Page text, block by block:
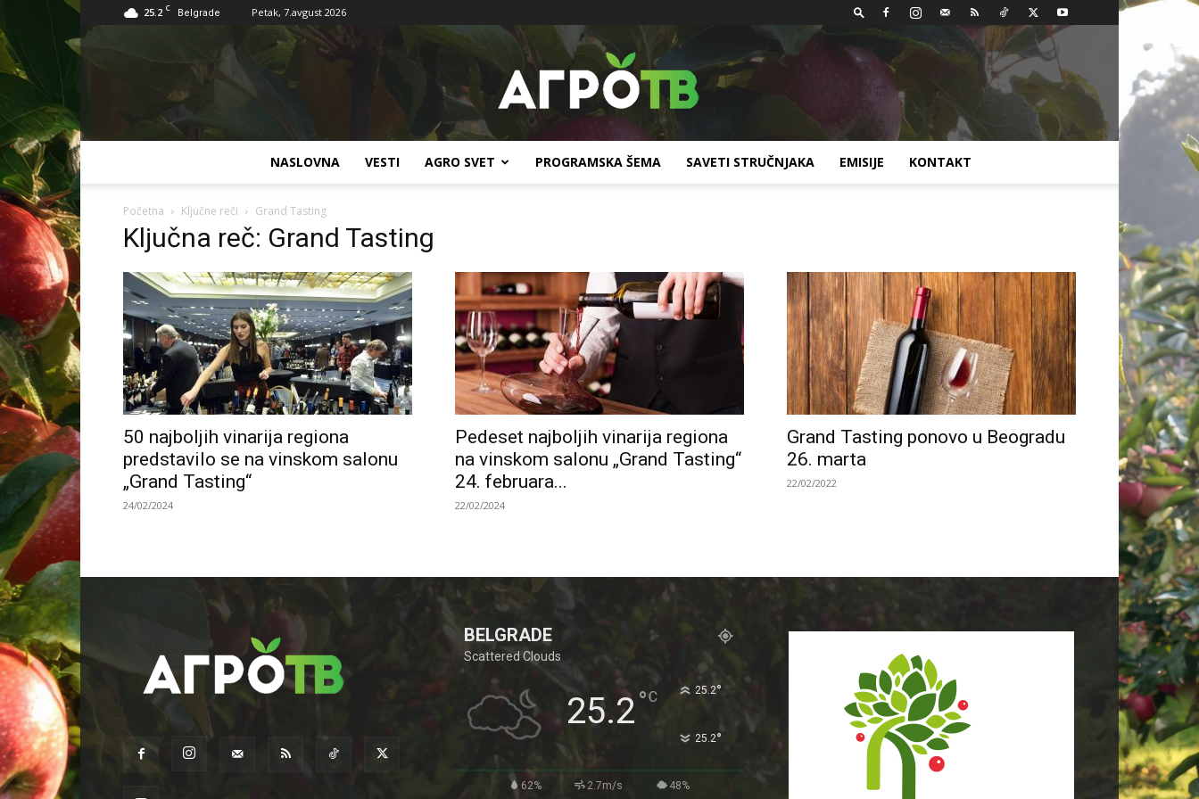
25.2 C Belgrade Petak, 7.avgust 2026
TV
NASLOVNA VESTI AGRO SVET PROGRAMSKA ŠEMA SAVETI STRUČNJAKA EMISIJE KONTAKT
Početna Ključne reči Grand Tasting
Ključna reč: Grand Tasting
50 najboljih vinarija regiona
predstavilo se na vinskom salonu
„Grand Tasting“
24/02/2024
Pedeset najboljih vinarija regiona
na vinskom salonu „Grand Tasting“
24. februara...
22/02/2024
Grand Tasting ponovo u Beogradu
26. marta
22/02/2022
BELGRADE
Scattered Clouds
25.2°C 25.2°
25.2°
62% 2.7m/s 48%